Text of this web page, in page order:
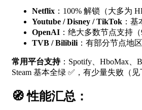
Netflix ：100% 解锁（大多为
Youtube / Disney / TikTok ：基
OpenAI ：绝大多数节点支持（
TVB / Bilibili ：有部分节点地
常用平台支持：Spotify、HboMax、
Steam 基本全绿 ✅，有少量失败（见
🧭性能汇总：